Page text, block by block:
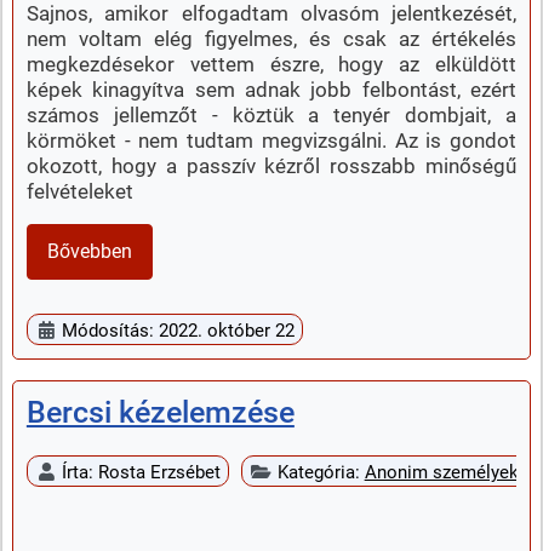
Sajnos, amikor elfogadtam olvasóm jelentkezését,
nem voltam elég figyelmes, és csak az értékelés
megkezdésekor vettem észre, hogy az elküldött
képek kinagyítva sem adnak jobb felbontást, ezért
számos jellemzőt - köztük a tenyér dombjait, a
körmöket - nem tudtam megvizsgálni. Az is gondot
okozott, hogy a passzív kézről rosszabb minőségű
felvételeket
Bővebben
Módosítás: 2022. október 22
Bercsi kézelemzése
Írta: Rosta Erzsébet Kategória: Anonim személyek